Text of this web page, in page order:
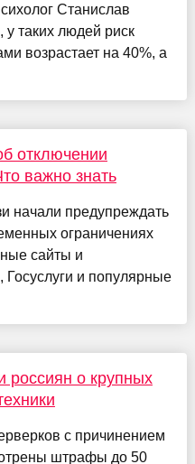
Станислав
таких людей риск
возрастает на 40%, а
отключении
важно знать
начали предупреждать
ограничениях
сайты и
Госуслуги и популярные
россиян о крупных
с причинением
штрафы до 50